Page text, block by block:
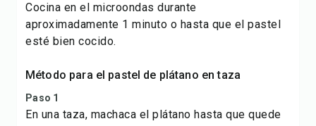
Cocina en el microondas durante
aproximadamente 1 minuto o hasta que el pastel
esté bien cocido.
Método para el pastel de plátano en taza
Paso 1
En una taza, machaca el plátano hasta que quede